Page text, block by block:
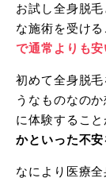
お試し全身脱
な施術を受ける
で通常よりも
初めて全身脱
うなものなの
に体験するこ
かといった不
なにより医療